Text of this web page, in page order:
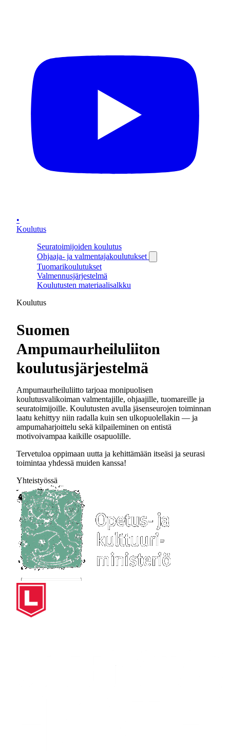
•
Koulutus
Seuratoimijoiden koulutus
Ohjaaja- ja valmentajakoulutukset
Tuomarikoulutukset
Valmennusjärjestelmä
Koulutusten materiaalisalkku
Koulutus
Suomen
Ampumaurheiluliiton
koulutusjärjestelmä
Ampumaurheiluliitto tarjoaa monipuolisen
koulutusvalikoiman valmentajille, ohjaajille, tuomareille ja
seuratoimijoille. Koulutusten avulla jäsenseurojen toiminnan
laatu kehittyy niin radalla kuin sen ulkopuolellakin — ja
ampumaharjoittelu sekä kilpaileminen on entistä
motivoivampaa kaikille osapuolille.
Tervetuloa oppimaan uutta ja kehittämään itseäsi ja seurasi
toimintaa yhdessä muiden kanssa!
Yhteistyössä